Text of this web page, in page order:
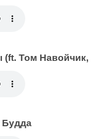
(ft. Том
Будда